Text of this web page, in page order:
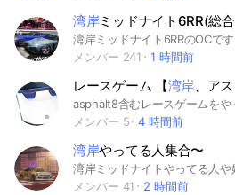
湾岸ミッドナイト6RR(総
メンバー 241
1 時間前
レースゲーム 【湾岸、アスファル
メンバー 5
4 時間前
湾岸やってる人集合〜
メンバー 41
2 時間前